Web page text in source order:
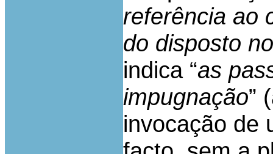
referência ao
do disposto
indica “as
impugnação”
invocação de